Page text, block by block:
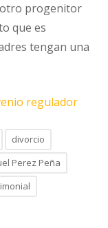
otro progenitor
que es
tengan una
regulador
divorcio
Perez Peña